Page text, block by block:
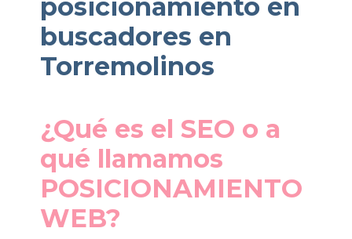
posicionamiento en
buscadores en
Torremolinos
¿Qué es el SEO o a
qué llamamos
POSICIONAMIENTO
WEB?